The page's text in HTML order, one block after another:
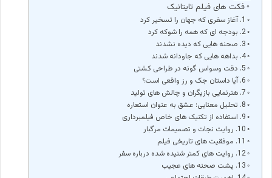
فکت های فیلم تایتانیک
1. آغاز سفری که جهان را تسخیر کرد
2. بودجه ای که همه را شوکه کرد
3. صحنه هایی که دیده نشدند
4. بداهه هایی که جاودانه شدند
5. دقت وسواس گونه در طراحی کشتی
6. آیا داستان جک و رز واقعی است؟
7. هنرنمایی بازیگران و چالش های تولید
8. تحلیل معنایی: عشق به عنوان استعاره
9. استفاده از تکنیک های خاص فیلمبرداری
10. روایت نجات و تصمیمات مرگبار
11. موفقیت های تاریخی فیلم
12. روایت های کمتر شنیده شده درباره سفر
13. پشت صحنه های عجیب